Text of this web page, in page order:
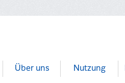
Über uns Nutzung